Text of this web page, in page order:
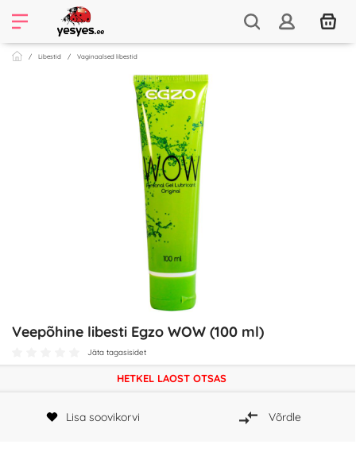
Libestid Vaginaalsed libestid
Veepõhine libesti Egzo WOW (100 ml)
Jäta tagasisidet
HETKEL LAOST OTSAS
Lisa soovikorvi Võrdle